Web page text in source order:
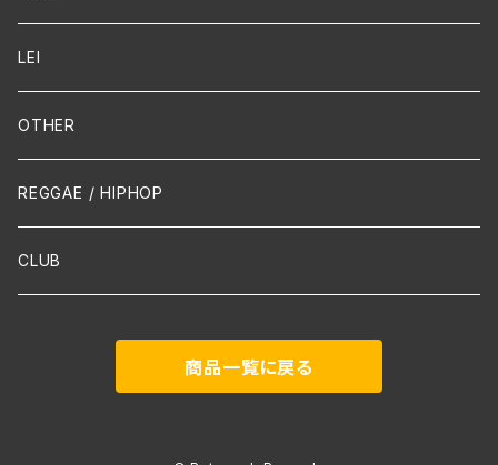
Guitar / Ukulele
Mandolin
声楽
吹奏楽
Contemporary / Avangarde
LEI
OTHER
REGGAE / HIPHOP
CLUB
商品一覧に戻る